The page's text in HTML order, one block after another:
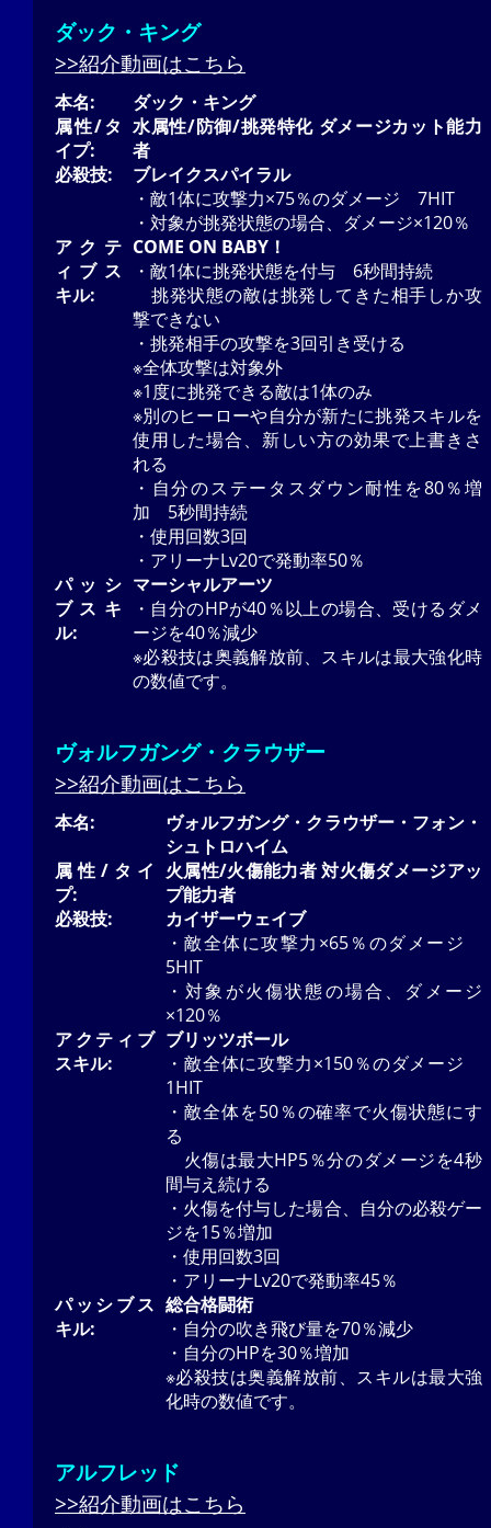
ダック・キング
>>紹介動画はこちら
本名:
ダック・キング
属性/タ
イプ:
水属性/防御/挑発特化 ダメージカット能力
者
必殺技:
ブレイクスパイラル
・敵1体に攻撃力×75％のダメージ 7HIT
・対象が挑発状態の場合、ダメージ×120％
アクテ
ィブス
キル:
COME ON BABY！
・敵1体に挑発状態を付与 6秒間持続
挑発状態の敵は挑発してきた相手しか攻
撃できない
・挑発相手の攻撃を3回引き受ける
※全体攻撃は対象外
※1度に挑発できる敵は1体のみ
※別のヒーローや自分が新たに挑発スキルを
使用した場合、新しい方の効果で上書きさ
れる
・自分のステータスダウン耐性を80％増
加 5秒間持続
・使用回数3回
・アリーナLv20で発動率50％
パッシ
ブスキ
ル:
マーシャルアーツ
・自分のHPが40％以上の場合、受けるダメ
ージを40％減少
※必殺技は奥義解放前、スキルは最大強化時
の数値です。
ヴォルフガング・クラウザー
>>紹介動画はこちら
本名:
ヴォルフガング・クラウザー・フォン・
シュトロハイム
属性/タイ
プ:
火属性/火傷能力者 対火傷ダメージアッ
プ能力者
必殺技:
カイザーウェイブ
・敵全体に攻撃力×65％のダメージ
5HIT
・対象が火傷状態の場合、ダメージ
×120％
アクティブ
スキル:
ブリッツボール
・敵全体に攻撃力×150％のダメージ
1HIT
・敵全体を50％の確率で火傷状態にす
る
火傷は最大HP5％分のダメージを4秒
間与え続ける
・火傷を付与した場合、自分の必殺ゲー
ジを15％増加
・使用回数3回
・アリーナLv20で発動率45％
パッシブス
キル:
総合格闘術
・自分の吹き飛び量を70％減少
・自分のHPを30％増加
※必殺技は奥義解放前、スキルは最大強
化時の数値です。
アルフレッド
>>紹介動画はこちら